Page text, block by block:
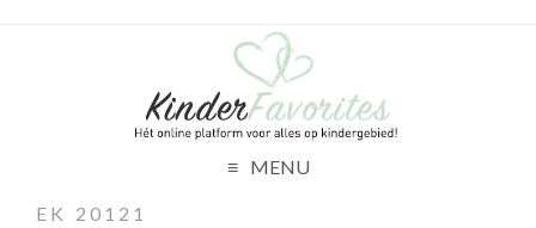
MENU
EK 20121